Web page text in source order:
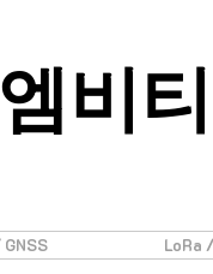
비티
LoRa